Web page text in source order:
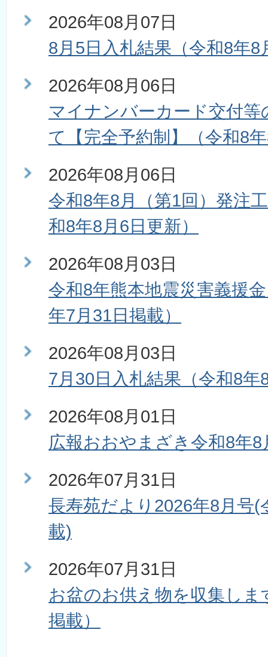
2026年08月07日
8月5日入札結果（令和8年8
2026年08月06日
マイナンバーカード交付等
て【完全予約制】（令和8
2026年08月06日
令和8年8月（第1回）発注
和8年8月6日更新）
2026年08月03日
令和8年熊本地震災害義援
年7月31日掲載）
2026年08月03日
7月30日入札結果（令和8年
2026年08月01日
広報おおやまざき令和8年8
2026年07月31日
長寿苑だより2026年8月号(
載)
2026年07月31日
お盆のお供え物を収集しま
掲載）